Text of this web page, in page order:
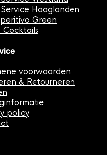
Service Haaglanden
Green
Cocktails
voorwaarden
& Retourneren
policy